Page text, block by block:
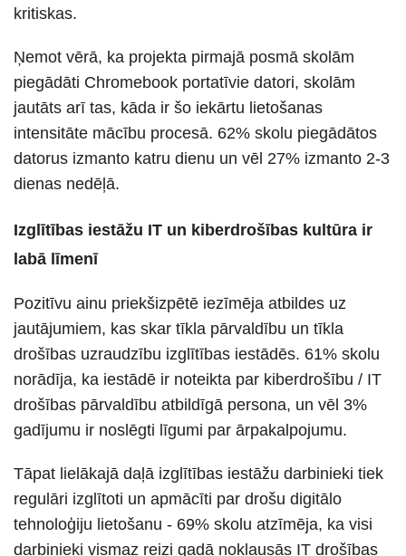
kritiskas.
Ņemot vērā, ka projekta pirmajā posmā skolām
piegādāti Chromebook portatīvie datori, skolām
jautāts arī tas, kāda ir šo iekārtu lietošanas
intensitāte mācību procesā. 62% skolu piegādātos
datorus izmanto katru dienu un vēl 27% izmanto 2-3
dienas nedēļā.
Izglītības iestāžu IT un kiberdrošības kultūra ir
labā līmenī
Pozitīvu ainu priekšizpētē iezīmēja atbildes uz
jautājumiem, kas skar tīkla pārvaldību un tīkla
drošības uzraudzību izglītības iestādēs. 61% skolu
norādīja, ka iestādē ir noteikta par kiberdrošību / IT
drošības pārvaldību atbildīgā persona, un vēl 3%
gadījumu ir noslēgti līgumi par ārpakalpojumu.
Tāpat lielākajā daļā izglītības iestāžu darbinieki tiek
regulāri izglītoti un apmācīti par drošu digitālo
tehnoloģiju lietošanu - 69% skolu atzīmēja, ka visi
darbinieki vismaz reizi gadā noklausās IT drošības